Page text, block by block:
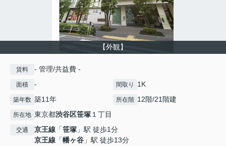
【外観】
賃料 - 管理/共益費 -
面積 - 間取り 1K
築年数 築11年 所在階 12階/21階建
所在地 東京都渋谷区笹塚１丁目
交通 京王線 「笹塚 」駅 徒歩1分
京王線 「幡ヶ谷 」駅 徒歩13分